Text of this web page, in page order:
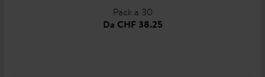
Pack a 30
Da CHF 38.25